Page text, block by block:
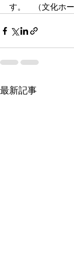
す。　（文化ホ
最新記事